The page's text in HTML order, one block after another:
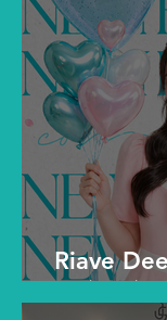
Riave